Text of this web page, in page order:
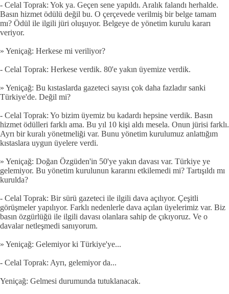
- Celal Toprak: Yok ya. Geçen sene yapıldı. Aralık falandı herhalde.
Basın hizmet ödülü değil bu. O çerçevede verilmiş bir belge tamam
mı? Ödül ile ilgili jüri oluşuyor. Belgeye de yönetim kurulu kararı
veriyor.
» Yeniçağ: Herkese mi veriliyor?
- Celal Toprak: Herkese verdik. 80'e yakın üyemize verdik.
» Yeniçağ: Bu kıstaslarda gazeteci sayısı çok daha fazladır sanki
Türkiye'de. Değil mi?
- Celal Toprak: Yo bizim üyemiz bu kadardı hepsine verdik. Basın
hizmet ödülleri farklı ama. Bu yıl 10 kişi aldı mesela. Onun jürisi farklı.
Ayrı bir kuralı yönetmeliği var. Bunu yönetim kurulumuz anlattığım
kıstaslara uygun üyelere verdi.
» Yeniçağ: Doğan Özgüden'in 50'ye yakın davası var. Türkiye ye
gelemiyor. Bu yönetim kurulunun kararını etkilemedi mi? Tartışıldı mı
kurulda?
- Celal Toprak: Bir sürü gazeteci ile ilgili dava açılıyor. Çeşitli
görüşmeler yapılıyor. Farklı nedenlerle dava açılan üyelerimiz var. Biz
basın özgürlüğü ile ilgili davası olanlara sahip de çıkıyoruz. Ve o
davalar netleşmedi sanıyorum.
» Yeniçağ: Gelemiyor ki Türkiye'ye...
- Celal Toprak: Ayrı, gelemiyor da...
Yeniçağ: Gelmesi durumunda tutuklanacak.